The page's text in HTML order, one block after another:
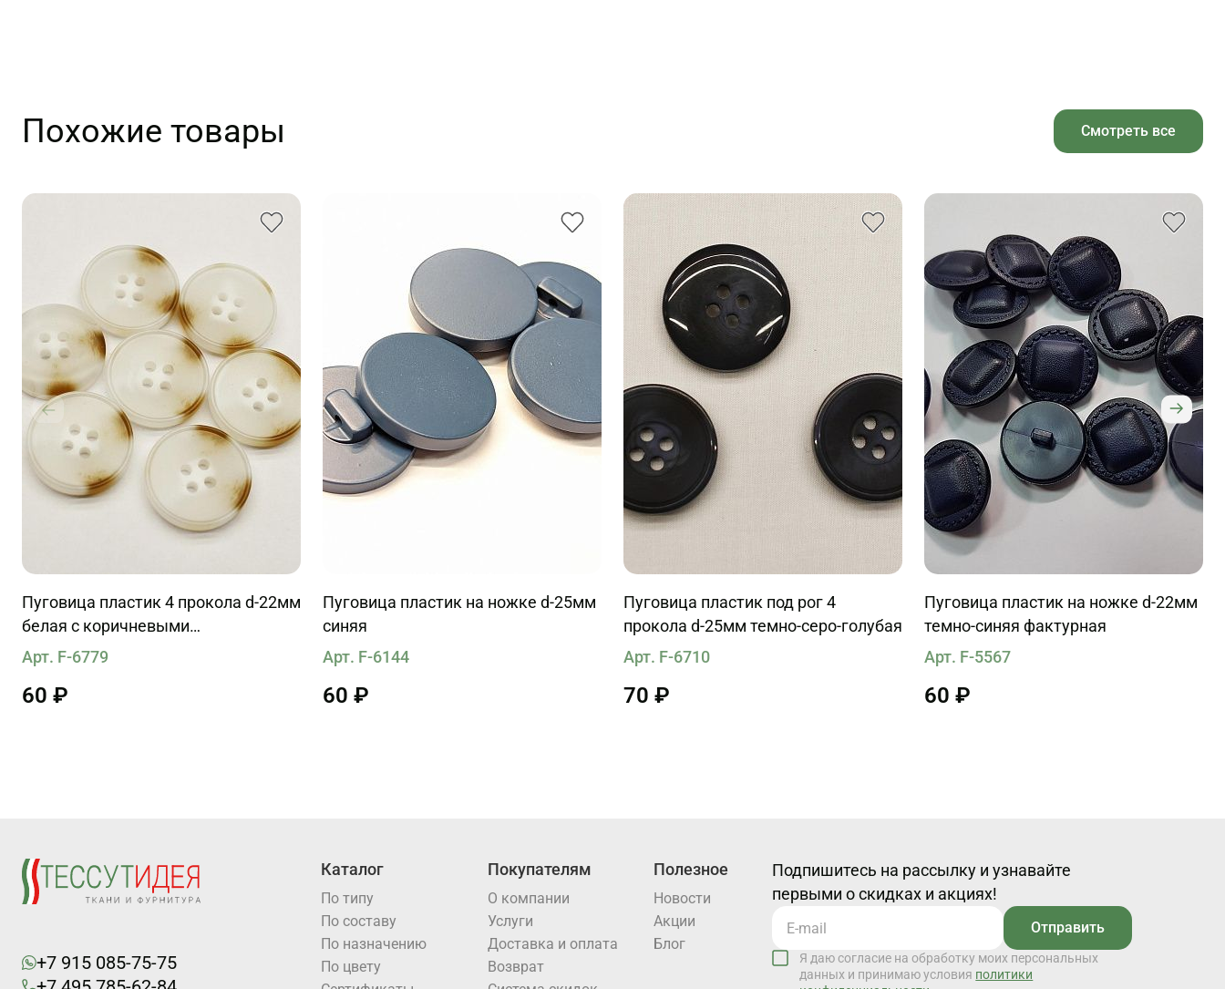
Похожие товары Смотреть все
Пуговица пластик 4 прокола d-22мм
белая с коричневыми
вкраплениями
Арт. F-6779
60 ₽
Пуговица пластик на ножке d-25мм
синяя
Арт. F-6144
60 ₽
Пуговица пластик под рог 4
прокола d-25мм темно-серо-голубая
Арт. F-6710
70 ₽
Пуговица пластик на ножке d-22мм
темно-синяя фактурная
Арт. F-5567
60 ₽
+7 915 085-75-75
Каталог
По типу
По составу
По назначению
По цвету
Покупателям
О компании
Услуги
Доставка и оплата
Возврат
Полезное
Новости
Акции
Блог
Подпишитесь на рассылку и узнавайте
первыми о скидках и акциях!
Отправить
Я даю согласие на обработку моих персональных
данных и принимаю условия политики